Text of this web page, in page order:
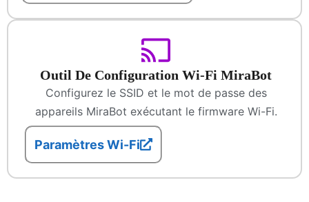
Outil De Configuration Wi-Fi MiraBot
Configurez le SSID et le mot de passe des
appareils MiraBot exécutant le firmware Wi-Fi.
Paramètres Wi-Fi